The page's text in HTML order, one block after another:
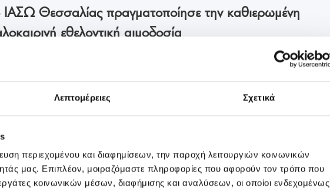
Λεπτομέρειες Σχετικά
περιεχομένου και διαφημίσεων, την παροχή λειτουργιών κοινωνικών
μας. Επιπλέον, μοιραζόμαστε πληροφορίες που αφορούν τον τρόπο που
κοινωνικών μέσων, διαφήμισης και αναλύσεων, οι οποίοι ενδεχομένως
ΙΑΣΩ Θεσσαλίας πραγματοποίησε την καθιερωμένη
εθελοντική αιμοδοσία
ΙΑΣΩ Θεσσαλίας πραγματοποίησε και φέτος την καθιερωμένη